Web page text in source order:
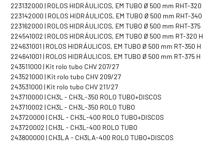
223132000 | ROLOS HIDRÁULICOS, EM TUBO Ø 500 mm RHT-320
223142000 | ROLOS HIDRÁULICOS, EM TUBO Ø 500 mm RHT-340
223162000 | ROLOS HIDRÁULICOS, EM TUBO Ø 500 mm RHT-375
224541002 | ROLOS HIDRÁULICOS, EM TUBO Ø 500 mm RT-320 H
224631001 | ROLOS HIDRÁULICOS, EM TUBO Ø 500 mm RT-350 H
224641001 | ROLOS HIDRÁULICOS, EM TUBO Ø 500 mm RT-375 H
243511000 | Kit rolo tubo CHV 207/27
243521000 | Kit rolo tubo CHV 209/27
243531000 | Kit rolo tubo CHV 211/27
243710000 | CH3L - CH3L-350 ROLO TUBO+DISCOS
243710002 | CH3L - CH3L-350 ROLO TUBO
243720000 | CH3L - CH3L-400 ROLO TUBO+DISCOS
243720002 | CH3L - CH3L-400 ROLO TUBO
243800000 | CH3LA - CH3LA-400 ROLO TUBO+DISCOS